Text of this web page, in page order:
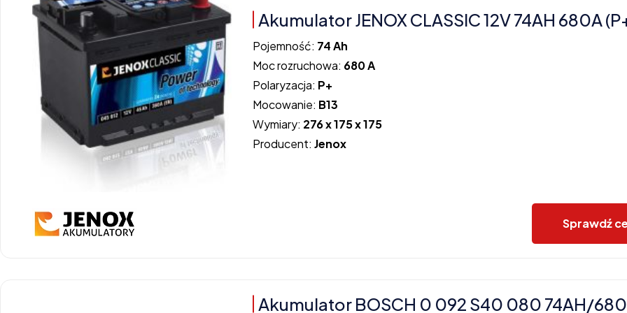
Akumulator JENOX CLASSIC 12V 74AH 680A
Pojemność: 74 Ah
Moc rozruchowa: 680 A
Polaryzacja: P+
Mocowanie: B13
Wymiary: 276 x 175 x 175
Producent:Jenox
Sprawdź
Akumulator BOSCH 0 092 S40 080 74AH/